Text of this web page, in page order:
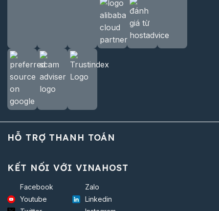
HỖ TRỢ THANH TOÁN
KẾT NỐI VỚI VINAHOST
Facebook
Zalo
Youtube
Linkedin